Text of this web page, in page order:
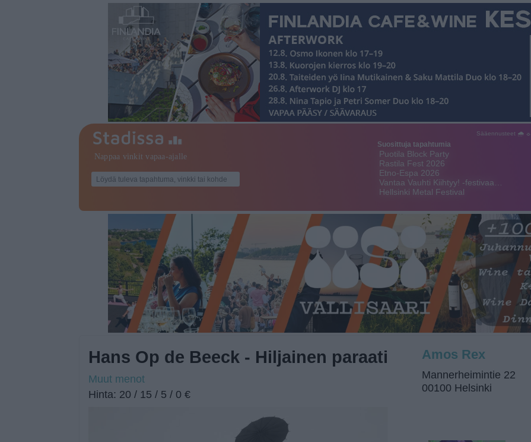
Sääennusteet 🌧 ☼
Suosittuja tapahtumia
Puotila Block Party
Rastila Fest 2026
Etno-Espa 2026
Vantaa Vauhti Kiihtyy! -festivaa…
Hellsinki Metal Festival
Hans Op de Beeck - Hiljainen paraati
Muut menot
Hinta: 20 / 15 / 5 / 0 €
Amos Rex
Mannerheimintie 22
00100 Helsinki